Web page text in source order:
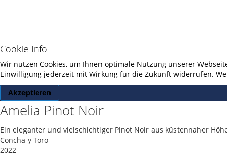
Cookie Info
Wir nutzen Cookies, um Ihnen optimale Nutzung unserer
Einwilligung jederzeit mit Wirkung für die Zukunft widerrufen.
Akzeptieren
Amelia Pinot Noir
Ein eleganter und vielschichtiger Pinot Noir aus küstennaher
Concha y Toro
2022